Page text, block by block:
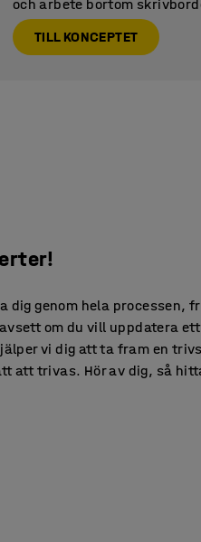
och arbete bortom
TILL KONCEPTET
dig genom hela processen,
om du vill uppdatera ett
vi dig att ta fram en
att trivas. Hör av dig, så